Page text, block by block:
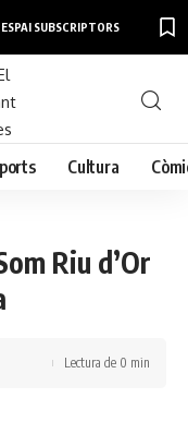
ESPAI SUBSCRIPTORS
Cultura
Riu d’Or
Lectura de 0 min